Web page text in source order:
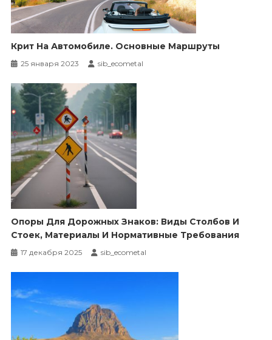
Крит На Автомобиле. Основные Маршруты
25 января 2023 sib_ecometal
Опоры Для Дорожных Знаков: Виды Столбов И
Стоек, Материалы И Нормативные Требования
17 декабря 2025 sib_ecometal